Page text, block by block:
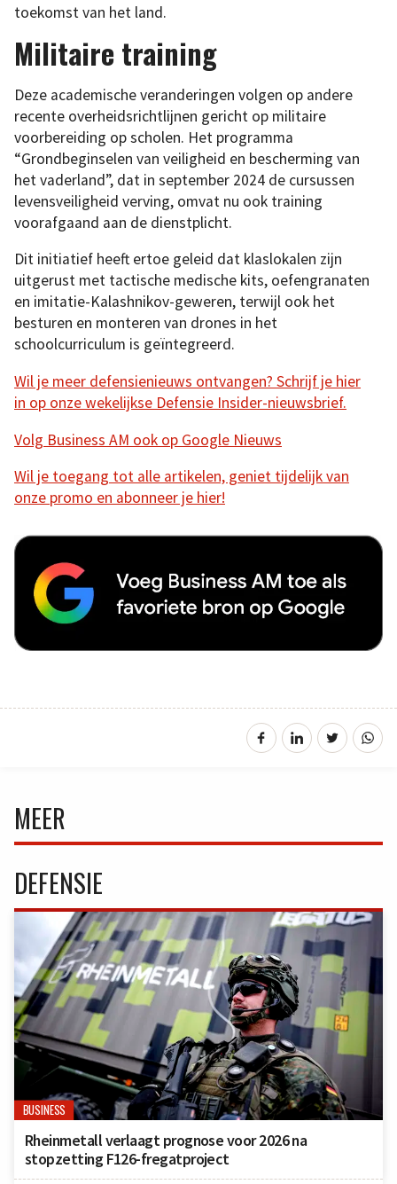
toekomst van het land.
Militaire training
Deze academische veranderingen volgen op andere
recente overheidsrichtlijnen gericht op militaire
voorbereiding op scholen. Het programma
“Grondbeginselen van veiligheid en bescherming van
het vaderland”, dat in september 2024 de cursussen
levensveiligheid verving, omvat nu ook training
voorafgaand aan de dienstplicht.
Dit initiatief heeft ertoe geleid dat klaslokalen zijn
uitgerust met tactische medische kits, oefengranaten
en imitatie-Kalashnikov-geweren, terwijl ook het
besturen en monteren van drones in het
schoolcurriculum is geïntegreerd.
Wil je meer defensienieuws ontvangen? Schrijf je hier
in op onze wekelijkse Defensie Insider-nieuwsbrief.
Volg Business AM ook op Google Nieuws
Wil je toegang tot alle artikelen, geniet tijdelijk van
onze promo en abonneer je hier!
MEER
DEFENSIE
BUSINESS
Rheinmetall verlaagt prognose voor 2026 na
stopzetting F126-fregatproject